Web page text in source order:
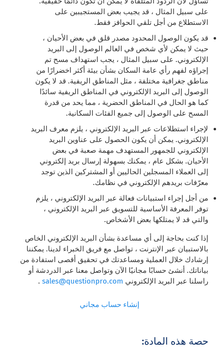
على سبيل المثال ، قد يجيب بعض المستجيبين على
الاستطلاع من أجل تلقي الحوافز فقط.
قد يكون الوصول المحدود مصدر قلق في بعض الأحيان ،
حيث لا يمكن لأي شخص في العالم الوصول إلى البريد
الإلكتروني. على سبيل المثال ، يجب استهداف مسح تم
إجراؤه لفهم رأي عامة السكان بشأن بيئة أكثر اخضرارًا من
مناطق جغرافية مختلفة ، مثل المناطق الريفية. قد لا يكون
الوصول إلى البريد الإلكتروني في المناطق الريفية سائدًا
كما هو الحال في المناطق الحضرية ، مما يحد من قدرة
المسح على الوصول إلى جميع الفئات السكانية.
لإجراء استطلاعات عبر البريد الإلكتروني ، يلزم معرف البريد
الإلكتروني. يمكن أن يكون الحصول على عناوين البريد
الإلكتروني للجمهور المستهدف مهمة صعبة في بعض
الأحيان. بشكل عام ، يمكنك بسهولة إرسال بريد إلكتروني
إلى العملاء المسجلين الحاليين أو المشتركين الذين توجد
معرّفات بريدهم الإلكتروني في نظامك.
من أجل إجراء استبيانات فعالة عبر البريد الإلكتروني ، يلزم
توفر المعرفة الأساسية للتسويق عبر البريد الإلكتروني ،
والتي قد لا يمتلكها بعض الأشخاص.
إذا كنت بحاجة إلى أي مساعدة بشأن البريد الإلكتروني الخاص
بالاستبيان عبر الإنترنت ،تواصل مع فريق الخبراء لدينا. يمكننا
إرشادك خلال العملية ومساعدتك في تحقيق أقصى استفادة من
بياناتك. أنشئ حسابًا مجانيًا الآن وتواصل معنا عبر الدردشة أو
راسلنا عبر البريد الإلكتروني sales@questionpro.com
.
إنشاء حساب مجاني
حصة هذه المادة: